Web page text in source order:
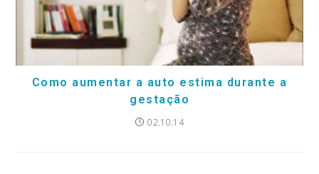
Como aumentar a auto estima durante a
gestação
02.10.14